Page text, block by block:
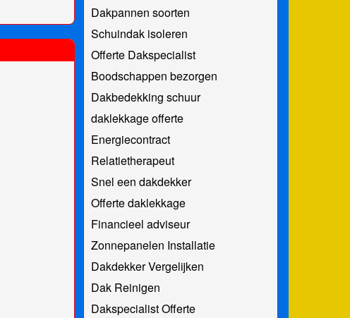
Dakpannen soorten
Schuindak isoleren
Offerte Dakspecialist
Boodschappen bezorgen
Dakbedekking schuur
daklekkage offerte
Energiecontract
Relatietherapeut
Snel een dakdekker
Offerte daklekkage
Financieel adviseur
Zonnepanelen Installatie
Dakdekker Vergelijken
Dak Reinigen
Dakspecialist Offerte